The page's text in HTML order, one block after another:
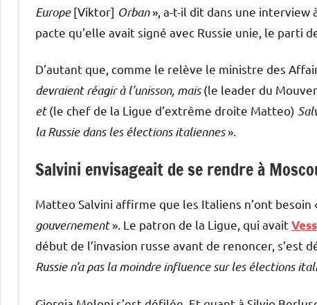
Europe[Viktor] Orban», a-t-il dit dans une interview
pacte qu’elle avait signé avec Russie unie, le parti
D’autant que, comme le relève le ministre des
devraient réagir à l’unisson, mais(le leader du
et(le chef de la Ligue d’extrême droite Matteo)
la Russie dans les élections italiennes».
Salvini envisageait de se rendre à
Matteo Salvini affirme que les Italiens n’ont besoin
gouvernement». Le patron de la Ligue, qui avait
début de l’invasion russe avant de renoncer, s’est
Russie n’a pas la moindre influence sur les élections